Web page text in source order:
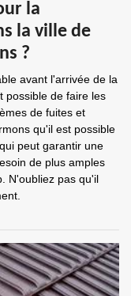
la
la ville de
?
avant l'arrivée de la
possible de faire les
de fuites et
qu'il est possible
peut garantir une
de plus amples
N'oubliez pas qu'il